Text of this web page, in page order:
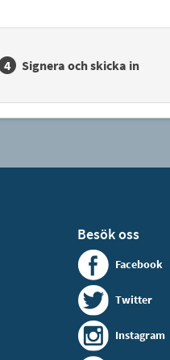
Signera och skicka in
Besök oss
Facebook
Twitter
Instagram